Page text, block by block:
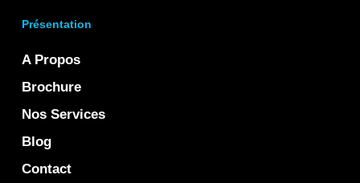
Présentation
A Propos
Brochure
Nos Services
Blog
Contact